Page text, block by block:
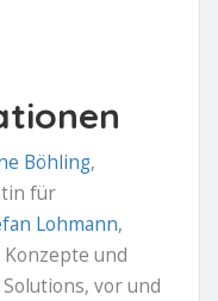
Böhling,
für
Lohmann,
und
vor und